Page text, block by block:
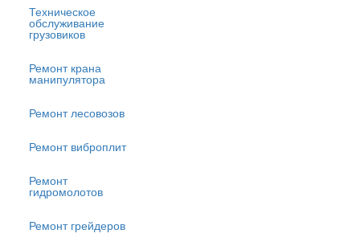
Техническое
обслуживание
грузовиков
Ремонт крана
манипулятора
Ремонт лесовозов
Ремонт виброплит
Ремонт
гидромолотов
Ремонт грейдеров